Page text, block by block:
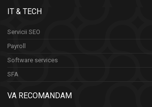
IT & TECH
Servicii SEO
Payroll
Software services
SFA
VA RECOMANDAM